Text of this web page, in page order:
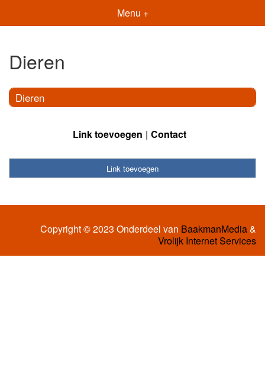
Menu +
Dieren
Dieren
Link toevoegen Contact
Link toevoegen
Copyright © 2023 Onderdeel van BaakmanMedia&
Vrolijk Internet Services